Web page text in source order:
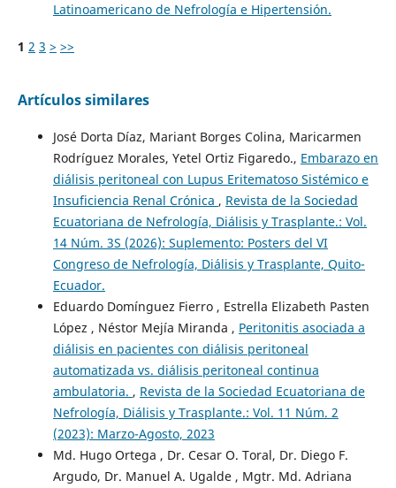
Latinoamericano de Nefrología e Hipertensión.
1 2 3 > >>
Artículos similares
José Dorta Díaz, Mariant Borges Colina, Maricarmen
Rodríguez Morales, Yetel Ortiz Figaredo., Embarazo en
diálisis peritoneal con Lupus Eritematoso Sistémico e
Insuficiencia Renal Crónica , Revista de la Sociedad
Ecuatoriana de Nefrología, Diálisis y Trasplante.: Vol.
14 Núm. 3S (2026): Suplemento: Posters del VI
Congreso de Nefrología, Diálisis y Trasplante, Quito-
Ecuador.
Eduardo Domínguez Fierro , Estrella Elizabeth Pasten
López , Néstor Mejía Miranda , Peritonitis asociada a
diálisis en pacientes con diálisis peritoneal
automatizada vs. diálisis peritoneal continua
ambulatoria. , Revista de la Sociedad Ecuatoriana de
Nefrología, Diálisis y Trasplante.: Vol. 11 Núm. 2
(2023): Marzo-Agosto, 2023
Md. Hugo Ortega , Dr. Cesar O. Toral, Dr. Diego F.
Argudo, Dr. Manuel A. Ugalde , Mgtr. Md. Adriana